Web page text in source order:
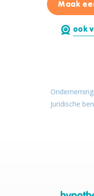
Maak
ook
Juridische